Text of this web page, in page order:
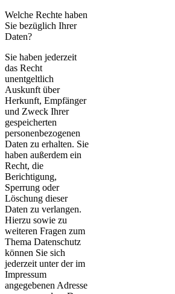
Welche Rechte haben
Sie bezüglich Ihrer
Daten?
Sie haben jederzeit
das Recht
unentgeltlich
Auskunft über
Herkunft, Empfänger
und Zweck Ihrer
gespeicherten
personenbezogenen
Daten zu erhalten. Sie
haben außerdem ein
Recht, die
Berichtigung,
Sperrung oder
Löschung dieser
Daten zu verlangen.
Hierzu sowie zu
weiteren Fragen zum
Thema Datenschutz
können Sie sich
jederzeit unter der im
Impressum
angegebenen Adresse